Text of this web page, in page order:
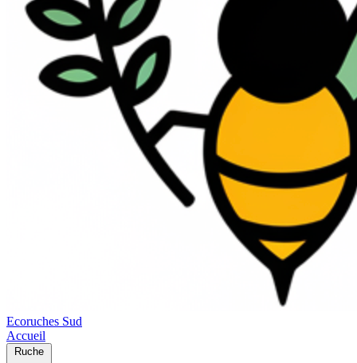
Ecoruches Sud
Accueil